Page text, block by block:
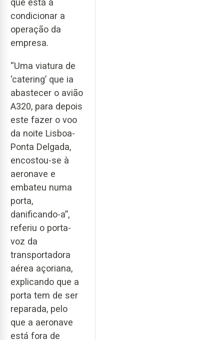
condicionar a
operação da
empresa.
“Uma viatura de
‘catering’ que ia
abastecer o avião
A320, para depois
este fazer o voo
da noite Lisboa-
Ponta Delgada,
encostou-se à
aeronave e
embateu numa
porta,
danificando-a”,
referiu o porta-
voz da
transportadora
aérea açoriana,
explicando que a
porta tem de ser
reparada, pelo
que a aeronave
está fora de